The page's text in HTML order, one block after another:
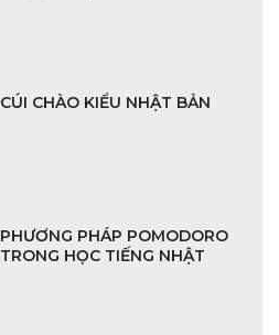
CÚI CHÀO KIỂU NHẬT BẢN
PHƯƠNG PHÁP POMODORO
TRONG HỌC TIẾNG NHẬT